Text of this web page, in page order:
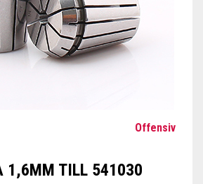
Offensiv
1,6MM TILL 541030